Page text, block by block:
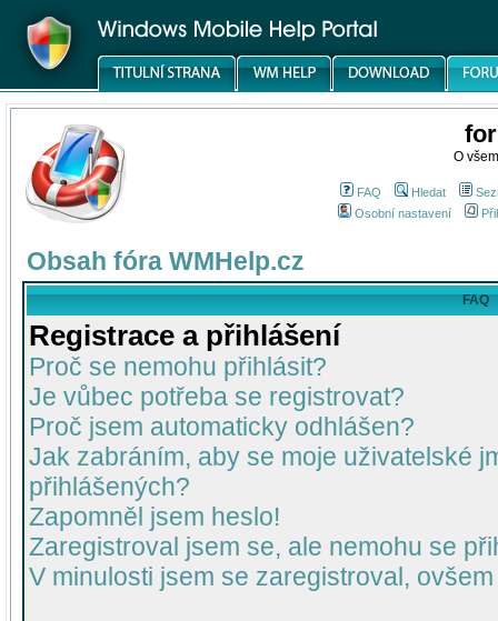
O
FAQ Hledat
Osobní nastavení
Obsah fóra WMHelp.cz
FAQ
Registrace a přihlášení
Proč se nemohu přihlásit?
Je vůbec potřeba se registrovat?
Proč jsem automaticky odhlášen?
Jak zabráním, aby se moje uživatelské
přihlášených?
Zapomněl jsem heslo!
Zaregistroval jsem se, ale nemohu se
V minulosti jsem se zaregistroval,